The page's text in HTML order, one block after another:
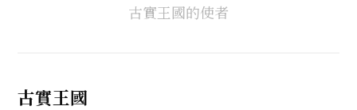
古實王國的使者
古實王國